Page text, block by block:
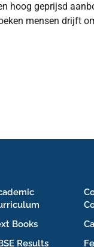
hoog geprijsd
mensen drijft
Books
Results